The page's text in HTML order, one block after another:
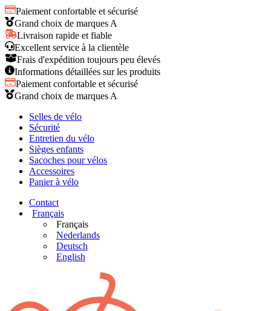
Paiement confortable et sécurisé
Grand choix de marques A
Livraison rapide et fiable
Excellent service à la clientèle
Frais d'expédition toujours peu élevés
Informations détaillées sur les produits
Paiement confortable et sécurisé
Grand choix de marques A
Selles de vélo
Sécurité
Entretien du vélo
Sièges enfants
Sacoches pour vélos
Accessoires
Panier à vélo
Contact
Français
Français
Nederlands
Deutsch
English